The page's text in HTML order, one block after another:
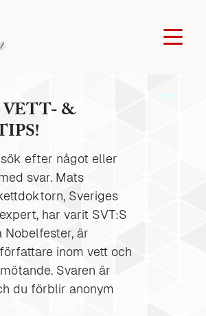
VETT- &
efter något eller
svar. Mats
Sveriges
har varit SVT:S
är
inom vett och
Svaren är
du förblir anonym